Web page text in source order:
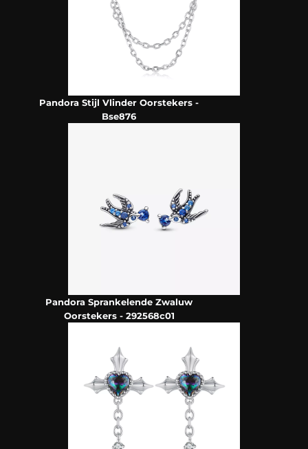
Pandora Stijl Vlinder Oorstekers -
Bse876
Pandora Sprankelende Zwaluw
Oorstekers - 292568c01